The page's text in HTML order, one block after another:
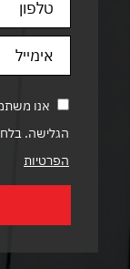
הגלישה.
הפרטיות